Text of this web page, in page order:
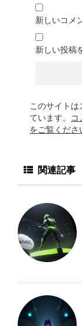
新しいコメ
新しい投稿
このサイト
ています。
コ
をご覧くださ
関連記事